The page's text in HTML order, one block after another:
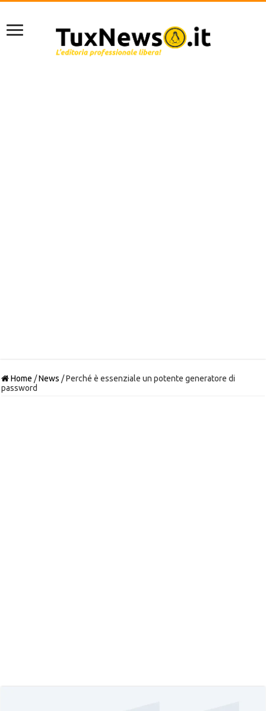
Home /News /Perché è essenziale un potente generatore di
password